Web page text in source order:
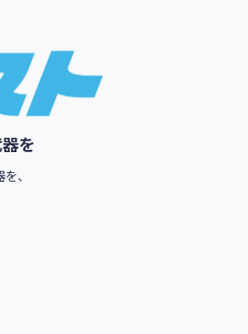
英語版価格:
を
、